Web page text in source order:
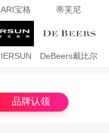
宝格
丽
蒂芙尼
DeBeers戴比尔
品牌认领